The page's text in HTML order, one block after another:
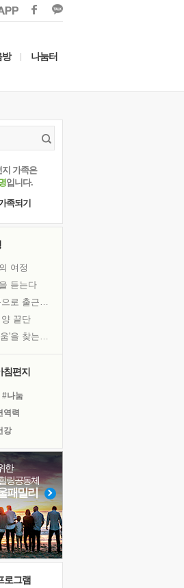
방 나눔터
지 가족은
입니다.
족되기
여정
듣는다
흙이 된 몸으로 출근하는 여자
끝단
내가 '나다움'을 찾는 길
았던 날
머니
유년 시절의 부산 영도 바다
꽃들이여!
침편지
#나눔
역력
강
험
#도움
#위기
#희망
택
#극복
한
링공동체
패밀리
로그램